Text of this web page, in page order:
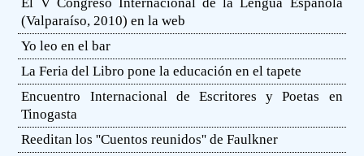
(Valparaíso, 2010) en la web
Yo leo en el bar
La Feria del Libro pone la educación en el tapete
Encuentro Internacional de Escritores y Poetas en
Tinogasta
Reeditan los ''Cuentos reunidos'' de Faulkner